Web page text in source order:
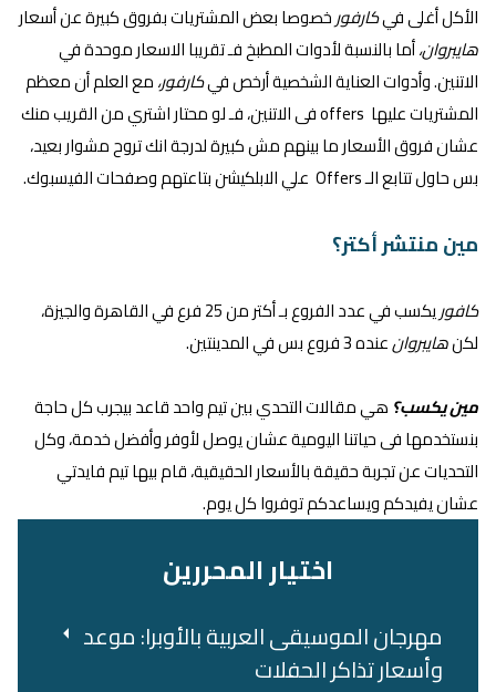
الأكل أغلى فيكارفورخصوصا بعض المشتريات بفروق كبيرة عن أسعار
هايبروان،أما بالنسبة لأدوات المطبخ فـ تقريبا الاسعار موحدة في
الاتنين. وأدوات العناية الشخصية أرخص فيكارفور،مع العلم أن معظم
المشتريات عليها offers فى الاتنين، فـ لو محتار اشتري من القريب منك
عشان فروق الأسعار ما بينهم مش كبيرة لدرجة انك تروح مشوار بعيد،
بس حاول تتابع الـ Offers علي الابلكيشن بتاعتهم وصفحات الفيسبوك.
مين منتشر أكتر؟
كافور
يكسب في عدد الفروع بـ أكتر من 25 فرع في القاهرة والجيزة،
لكنهايبروانعنده 3 فروع بس في المدينتين.
مين يكسب؟ هي مقالات التحدي بين تيم واحد قاعد بيجرب كل حاجة
بنستخدمها فى حياتنا اليومية عشان يوصل لأوفر وأفضل خدمة، وكل
التحديات عن تجربة حقيقة بالأسعار الحقيقية، قام بيها تيم فايدتي
عشان يفيدكم ويساعدكم توفروا كل يوم.
اختيار المحررين
مهرجان الموسيقى العربية بالأوبرا: موعد
وأسعار تذاكر الحفلات